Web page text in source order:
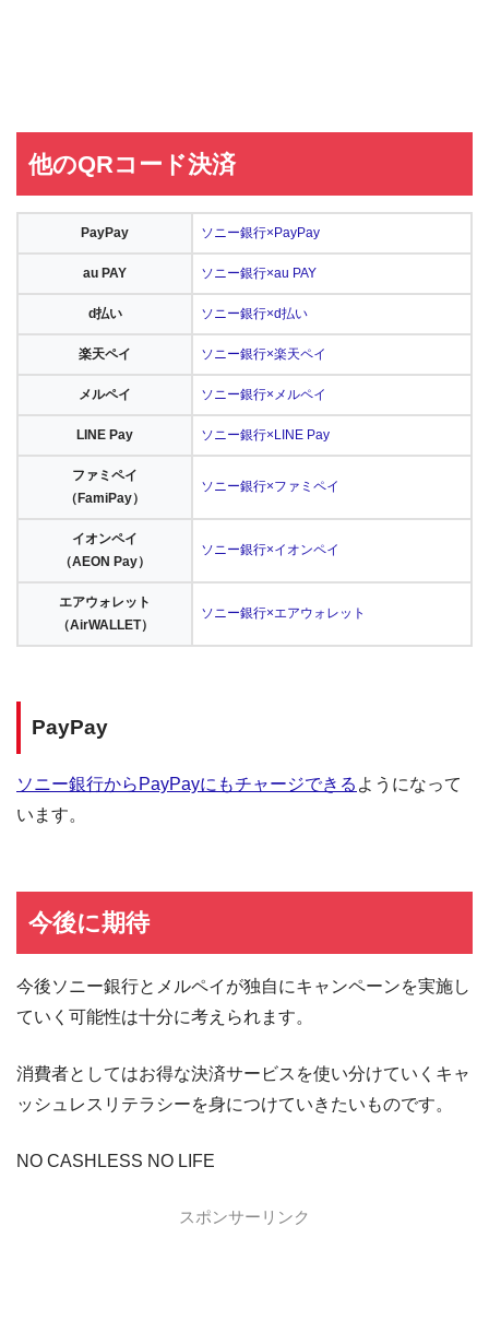
他のQRコード決済
PayPay ソニー銀行×PayPay
au PAY ソニー銀行×au PAY
d払い ソニー銀行×d払い
楽天ペイ ソニー銀行×楽天ペイ
メルペイ ソニー銀行×メルペイ
LINE Pay ソニー銀行×LINE Pay
ファミペイ
（FamiPay）
ソニー銀行×ファミペイ
イオンペイ
（AEON Pay）
ソニー銀行×イオンペイ
エアウォレット
（AirWALLET）
ソニー銀行×エアウォレット
PayPay
ソニー銀行からPayPayにもチャージできる ようになって
います。
今後に期待
今後ソニー銀行とメルペイが独自にキャンペーンを実施し
ていく可能性は十分に考えられます。
消費者としてはお得な決済サービスを使い分けていくキャ
ッシュレスリテラシーを身につけていきたいものです。
NO CASHLESS NO LIFE
スポンサーリンク